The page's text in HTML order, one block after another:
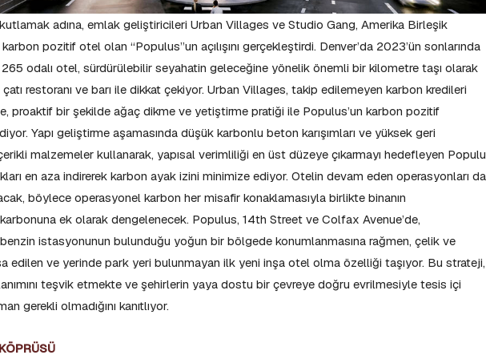
kutlamak adına, emlak geliştiricileri Urban Villages ve Studio Gang, Amerika Birleşik
pozitif otel olan “Populus”un açılışını gerçekleştirdi. Denver’da 2023’ün sonlarında
odalı otel, sürdürülebilir seyahatin geleceğine yönelik önemli bir kilometre taşı olarak
restoranı ve barı ile dikkat çekiyor. Urban Villages, takip edilemeyen karbon kredileri
proaktif bir şekilde ağaç dikme ve yetiştirme pratiği ile Populus’un karbon pozitif
Yapı geliştirme aşamasında düşük karbonlu beton karışımları ve yüksek geri
malzemeler kullanarak, yapısal verimliliği en üst düzeye çıkarmayı hedefleyen
en aza indirerek karbon ayak izini minimize ediyor. Otelin devam eden operasyonları da
böylece operasyonel karbon her misafir konaklamasıyla birlikte binanın
karbonuna ek olarak dengelenecek. Populus, 14th Street ve Colfax Avenue’de,
istasyonunun bulunduğu yoğun bir bölgede konumlanmasına rağmen, çelik ve
edilen ve yerinde park yeri bulunmayan ilk yeni inşa otel olma özelliği taşıyor. Bu strateji,
teşvik etmekte ve şehirlerin yaya dostu bir çevreye doğru evrilmesiyle tesis içi
gerekli olmadığını kanıtlıyor.